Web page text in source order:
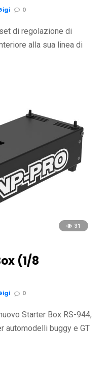
0
di regolazione di
alla sua linea di
31
(1/8
0
Starter Box RS-944,
automodelli buggy e GT